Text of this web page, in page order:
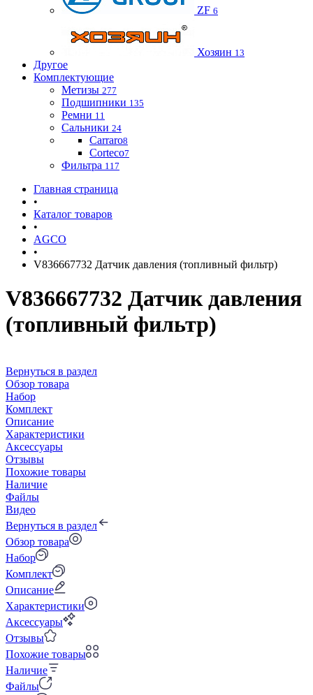
ZF 6
Хозяин 13
Другое
Комплектующие
Метизы 277
Подшипники 135
Ремни 11
Сальники 24
Carraro8
Corteco7
Фильтра 117
Главная страница
•
Каталог товаров
•
AGCO
•
V836667732 Датчик давления (топливный фильтр)
V836667732 Датчик давления
(топливный фильтр)
Вернуться в раздел
Обзор товара
Набор
Комплект
Описание
Характеристики
Аксессуары
Отзывы
Похожие товары
Наличие
Файлы
Видео
Вернуться в раздел
Обзор товара
Набор
Комплект
Описание
Характеристики
Аксессуары
Отзывы
Похожие товары
Наличие
Файлы